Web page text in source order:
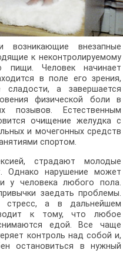
внезапные
к неконтролируемому
пищи. Человек начинает
в поле его зрения,
сладости, а завершается
физической боли в
позывов. Естественным
очищение желудка с
и мочегонных средств
спортом.
страдают молодые
Однако нарушение может
у человека любого пола.
заедать проблемы.
стресс, а в дальнейшем
к тому, что любое
едой. Все чаще
контроль над собой и,
остановиться в нужный